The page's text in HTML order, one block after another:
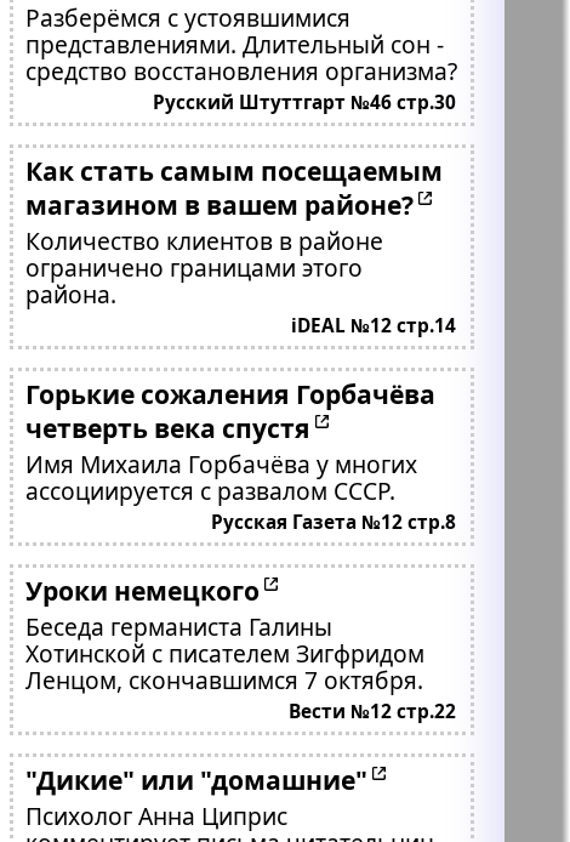
Разберёмся с устоявшимися
представлениями. Длительный сон -
средство восстановления организма?
Русский Штуттгарт №46 стр.30
Как стать самым посещаемым
магазином в вашем районе?
Количество клиентов в районе
ограничено границами этого
района.
iDEAL №12 стр.14
Горькие сожаления Горбачёва
четверть века спустя
Имя Михаила Горбачёва у многих
ассоциируется с развалом СССР.
Русская Газета №12 стр.8
Уроки немецкого
Беседа германиста Галины
Хотинской с писателем Зигфридом
Ленцом, скончавшимся 7 октября.
Вести №12 стр.22
"Дикие" или "домашние"
Психолог Анна Циприс